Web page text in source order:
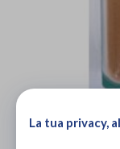
La tua privacy,